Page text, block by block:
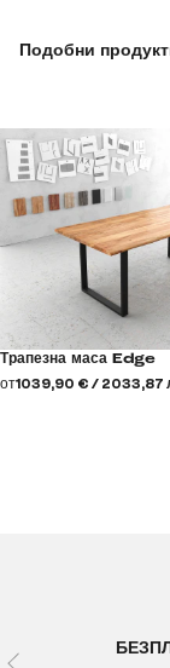
Подобни
Трапезна маса Edge
от1039,90 € / 2033,87